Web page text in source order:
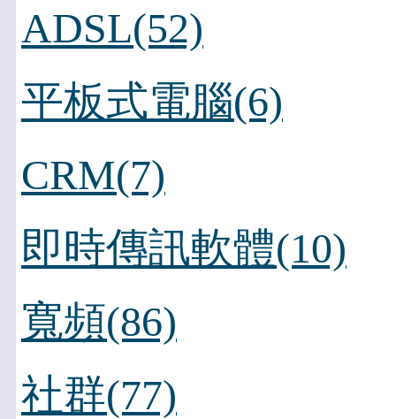
ADSL(52)
平板式電腦(6)
CRM(7)
即時傳訊軟體(10)
寬頻(86)
社群(77)